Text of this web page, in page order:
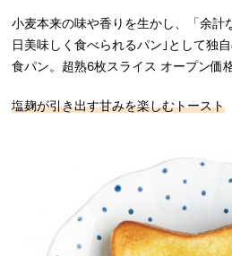
小麦本来の味や香りを生かし、「余計
日美味しく食べられるパン｣として独
食パン。超熟6枚スライス オープン価
塩麹が引き出す甘みを楽しむトースト